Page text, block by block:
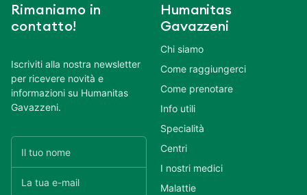
Rimaniamo in
contatto!
Iscriviti alla nostra newsletter
per ricevere novità e
informazioni su Humanitas
Gavazzeni.
Humanitas
Gavazzeni
Chi siamo
Come raggiungerci
Come prenotare
Info utili
Specialità
Centri
I nostri medici
Malattie